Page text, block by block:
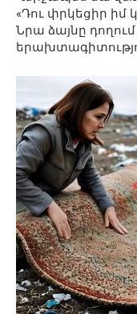
«Դու փրկեցիր իմ
Նրա ձայնը դողում